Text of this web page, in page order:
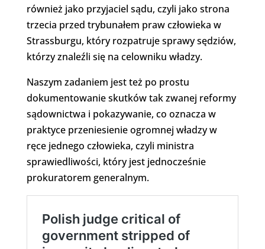
również jako przyjaciel sądu, czyli jako strona
trzecia przed trybunałem praw człowieka w
Strassburgu, który rozpatruje sprawy sędziów,
którzy znaleźli się na celowniku władzy.
Naszym zadaniem jest też po prostu
dokumentowanie skutków tak zwanej reformy
sądownictwa i pokazywanie, co oznacza w
praktyce przeniesienie ogromnej władzy w
ręce jednego człowieka, czyli ministra
sprawiedliwości, który jest jednocześnie
prokuratorem generalnym.